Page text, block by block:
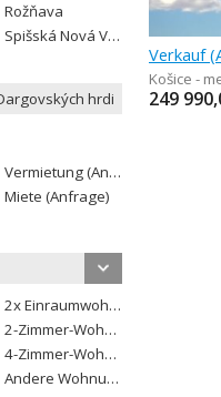
Rožňava
Spišská Nová Ves
Vermietung (Angebot)
Miete (Anfrage)
2x Einraumwohnung
2-Zimmer-Wohnung
4-Zimmer-Wohnung
Andere Wohnung
Košice -
249